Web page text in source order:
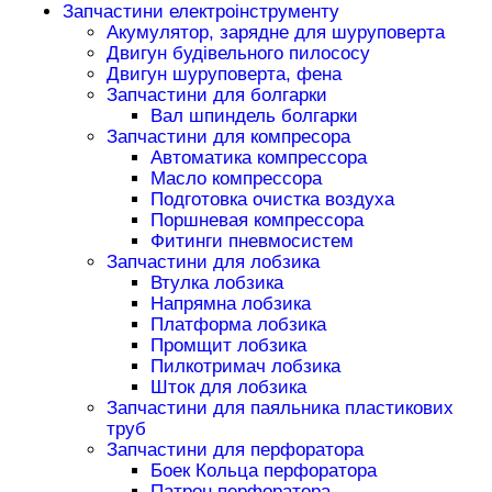
Запчастини електроінструменту
Акумулятор, зарядне для шуруповерта
Двигун будівельного пилососу
Двигун шуруповерта, фена
Запчастини для болгарки
Вал шпиндель болгарки
Запчастини для компресора
Автоматика компрессора
Масло компрессора
Подготовка очистка воздуха
Поршневая компрессора
Фитинги пневмосистем
Запчастини для лобзика
Втулка лобзика
Напрямна лобзика
Платформа лобзика
Промщит лобзика
Пилкотримач лобзика
Шток для лобзика
Запчастини для паяльника пластикових
труб
Запчастини для перфоратора
Боек Кольца перфоратора